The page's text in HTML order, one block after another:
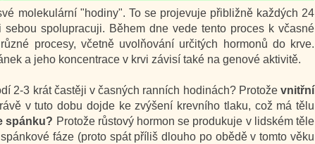
molekulární "hodiny". To se projevuje přibližně každých 24
spolupracuji. Během dne vede tento proces k včasné
procesy, včetně uvolňování určitých hormonů do krve.
a jeho koncentrace v krvi závisí také na genové aktivitě.
2-3 krát častěji v časných ranních hodinách? Protože vnitřní
v tuto dobu dojde ke zvýšení krevního tlaku, což má tělu
spánku? Protože růstový hormon se produkuje v lidském těle
fáze (proto spát příliš dlouho po obědě v tomto věku